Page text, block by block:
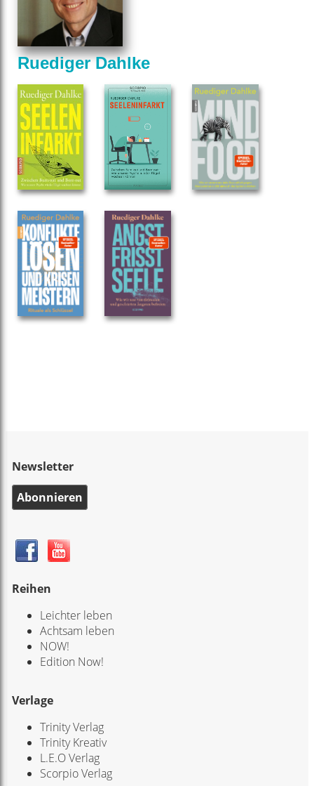
Ruediger Dahlke
Newsletter
Abonnieren
Reihen
Leichter leben
Achtsam leben
NOW!
Edition Now!
Verlage
Trinity Verlag
Trinity Kreativ
L.E.O Verlag
Scorpio Verlag